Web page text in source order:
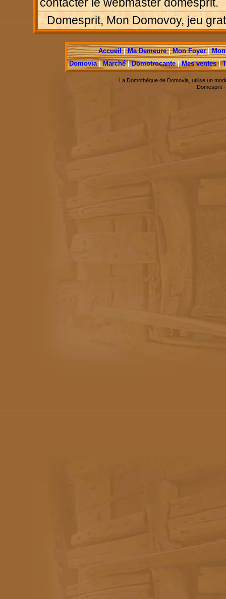
contacter le webmaster domesprit.
Domesprit, Mon Domovoy, jeu
Accueil|Ma Demeure|Mon Foyer|
Domovia|Marché|Domotrocante|Mes ventes|
La Domothèque de Domovia, utilise un
Domesprit